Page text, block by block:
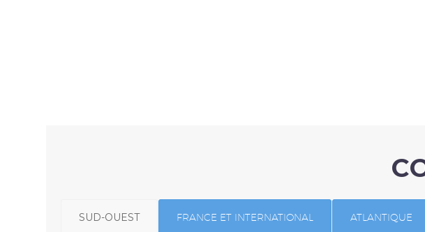
SUD-OUEST FRANCE ET INTERNATIONAL ATLANTIQUE